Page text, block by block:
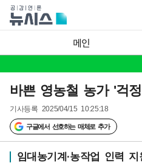
메인
바쁜 영농철 농가 '걱
기사등록 2025/04/15 10:25:18
구글에서 선호하는 매체로 추가
임대농기계·농작업 인력 지